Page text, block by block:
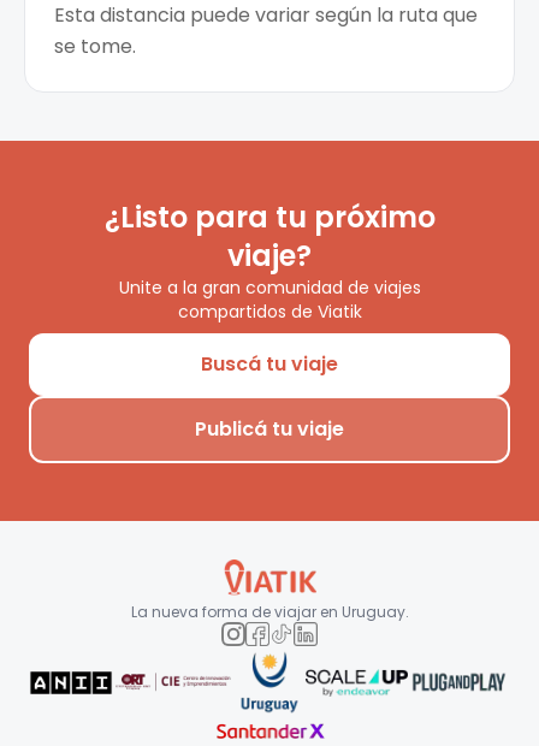
Esta distancia puede variar según la ruta que
se tome.
¿Listo para tu próximo
viaje?
Unite a la gran comunidad de viajes
compartidos de Viatik
Buscá tu viaje
Publicá tu viaje
La nueva forma de viajar en Uruguay.